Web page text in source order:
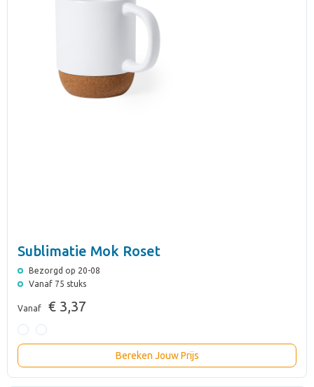
Sublimatie Mok Roset
Bezorgd op 20-08
Vanaf 75 stuks
Vanaf € 3,37
Bereken Jouw Prijs